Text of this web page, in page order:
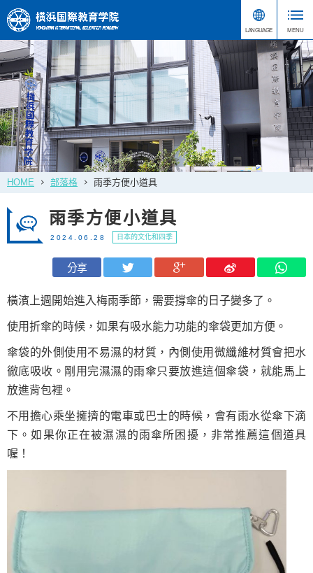
HOME 部落格 雨季方便小道具
雨季方便小道具
2024.06.28 日本的文化和四季
分享
橫濱上週開始進入梅雨季節，需要撐傘的日子變多了。
使用折傘的時候，如果有吸水能力功能的傘袋更加方便。
傘袋的外側使用不易濕的材質，內側使用微纖維材質會把水
徹底吸收。剛用完濕濕的雨傘只要放進這個傘袋，就能馬上
放進背包裡。
不用擔心乘坐擁擠的電車或巴士的時候，會有雨水從傘下滴
下。如果你正在被濕濕的雨傘所困擾，非常推薦這個道具
喔！